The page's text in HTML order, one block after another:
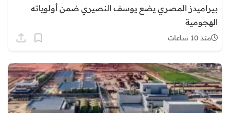
بيراميدز المصري يضع يوسف النصيري ضمن أولوياته
الهجومية
منذ 10 ساعات